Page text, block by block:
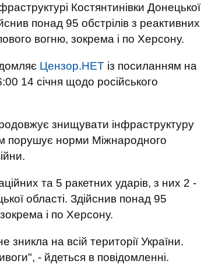
Костянтинівки Донецької
понад 95 обстрілів з реактивних
вогню, зокрема і по Херсону.
Цензор.НЕТ із посиланням на
14 січня щодо російського
знищувати інфраструктуру
порушує норми Міжнародного
та 5 ракетних ударів, з них 2 -
області. Здійснив понад 95
і по Херсону.
зникла на всій території України.
- йдеться в повідомленні.